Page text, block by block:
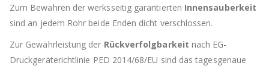
Zum Bewahren der werksseitig garantierten Innensauberkeit
sind an jedem Rohr beide Enden dicht verschlossen.
Zur Gewährleistung der Rückverfolgbarkeit nach EG-
Druckgeräterichtlinie PED 2014/68/EU sind das tagesgenaue